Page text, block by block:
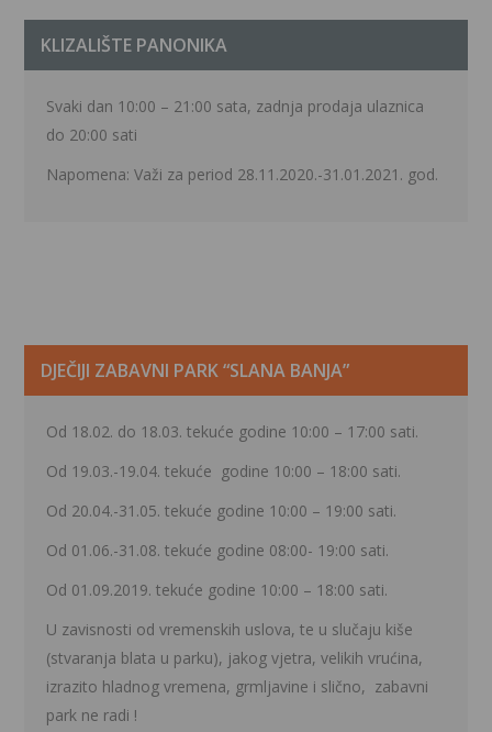
KLIZALIŠTE PANONIKA
Svaki dan 10:00 – 21:00 sata, zadnja prodaja ulaznica
do 20:00 sati
Napomena: Važi za period 28.11.2020.-31.01.2021. god.
DJEČIJI ZABAVNI PARK “SLANA BANJA”
Od 18.02. do 18.03. tekuće godine 10:00 – 17:00 sati.
Od 19.03.-19.04. tekuće godine 10:00 – 18:00 sati.
Od 20.04.-31.05. tekuće godine 10:00 – 19:00 sati.
Od 01.06.-31.08. tekuće godine 08:00- 19:00 sati.
Od 01.09.2019. tekuće godine 10:00 – 18:00 sati.
U zavisnosti od vremenskih uslova, te u slučaju kiše
(stvaranja blata u parku), jakog vjetra, velikih vrućina,
izrazito hladnog vremena, grmljavine i slično, zabavni
park ne radi !